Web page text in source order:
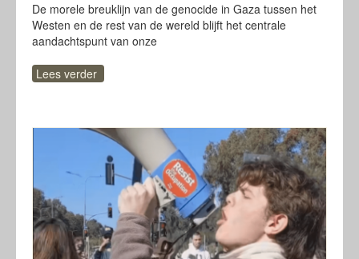
De morele breuklijn van de genocide in Gaza tussen het
Westen en de rest van de wereld blijft het centrale
aandachtspunt van onze
Lees verder